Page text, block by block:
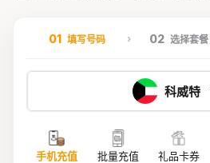
01 填写号码 02 选择套餐
科威特
手机充值 批量充值 礼品卡券